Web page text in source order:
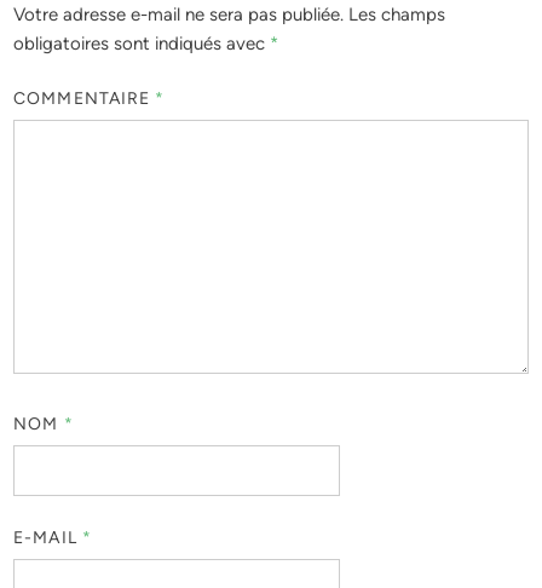
Votre adresse e-mail ne sera pas publiée. Les champs
obligatoires sont indiqués avec *
COMMENTAIRE *
NOM *
E-MAIL *